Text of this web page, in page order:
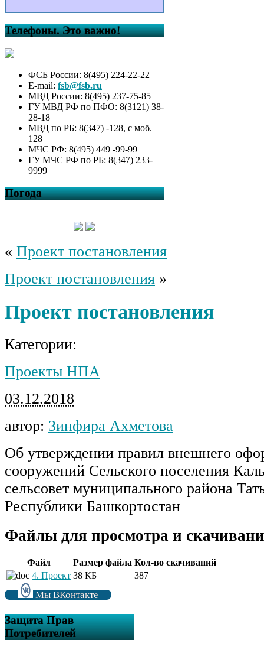
Телефоны. Это важно!
ФСБ России: 8(495) 224-22-22
E-mail: fsb@fsb.ru
МВД России: 8(495) 237-75-85
ГУ МВД РФ по ПФО: 8(3121) 38-
28-18
МВД по РБ: 8(347) -128, с моб. —
128
МЧС РФ: 8(495) 449 -99-99
ГУ МЧС РФ по РБ: 8(347) 233-
9999
Погода
« Проект постановления
Проект постановления »
Проект постановления
Категории:
Проекты НПА
03.12.2018
автор: Зинфира Ахметова
Об утверждении правил внешнего
сооружений Сельского поселения
сельсовет муниципального района
Республики Башкортостан
Файлы для просмотра и
Файл Размер файла Кол-во скачиваний
4. Проект 38 КБ 387
Мы ВКонтакте
Защита Прав
Потребителей